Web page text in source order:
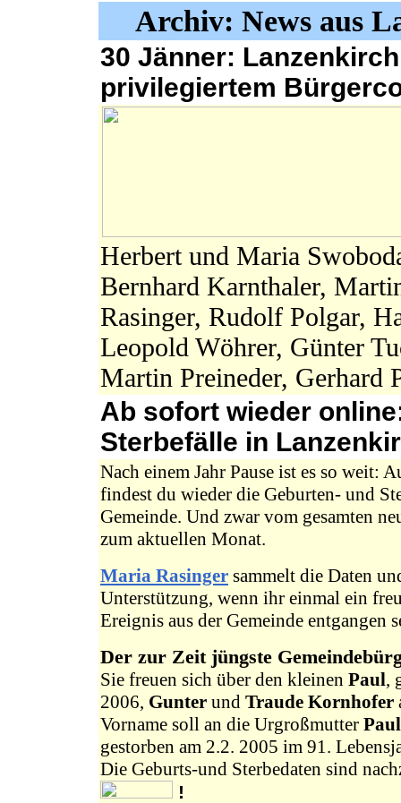
Archiv: News aus
30 Jänner:
privilegiertem
Herbert und Maria
Bernhard Karnthaler,
Rasinger, Rudolf Polgar,
Leopold Wöhrer, Günter
Martin Preineder, Gerhard
Ab sofort wieder
Sterbefälle in
Nach einem Jahr Pause ist es so weit:
findest du wieder die Geburten- und
Gemeinde. Und zwar vom gesamten
zum aktuellen Monat.
Maria Rasinger sammelt die Daten
Unterstützung, wenn ihr einmal ein
Ereignis aus der Gemeinde entgangen
Der zur Zeit jüngste
Sie freuen sich über den kleinen Paul,
2006, Gunter und Traude Kornhofer
Vorname soll an die Urgroßmutter
gestorben am 2.2. 2005 im 91.
Die Geburts-und Sterbedaten sind
!